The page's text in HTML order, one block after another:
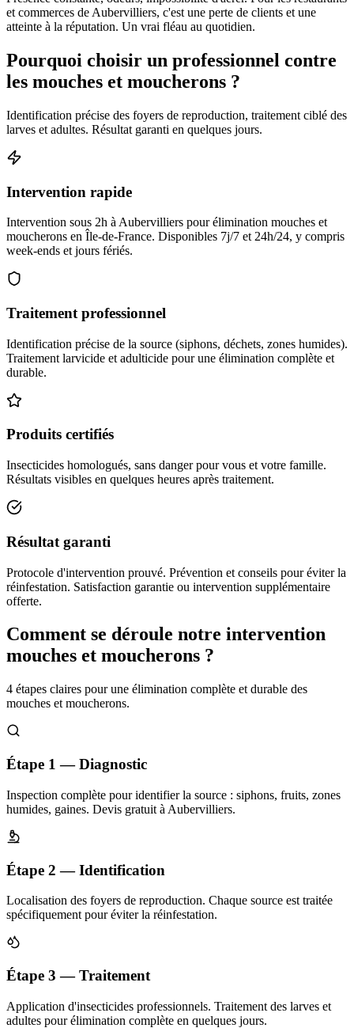
et commerces de Aubervilliers, c'est une perte de clients et une
atteinte à la réputation. Un vrai fléau au quotidien.
Pourquoi choisir un professionnel contre
les mouches et moucherons ?
Identification précise des foyers de reproduction, traitement ciblé des
larves et adultes. Résultat garanti en quelques jours.
Intervention rapide
Intervention sous 2h à Aubervilliers pour élimination mouches et
moucherons en Île-de-France. Disponibles 7j/7 et 24h/24, y compris
week-ends et jours fériés.
Traitement professionnel
Identification précise de la source (siphons, déchets, zones humides).
Traitement larvicide et adulticide pour une élimination complète et
durable.
Produits certifiés
Insecticides homologués, sans danger pour vous et votre famille.
Résultats visibles en quelques heures après traitement.
Résultat garanti
Protocole d'intervention prouvé. Prévention et conseils pour éviter la
réinfestation. Satisfaction garantie ou intervention supplémentaire
offerte.
Comment se déroule notre intervention
mouches et moucherons ?
4 étapes claires pour une élimination complète et durable des
mouches et moucherons.
Étape 1 — Diagnostic
Inspection complète pour identifier la source : siphons, fruits, zones
humides, gaines. Devis gratuit à Aubervilliers.
Étape 2 — Identification
Localisation des foyers de reproduction. Chaque source est traitée
spécifiquement pour éviter la réinfestation.
Étape 3 — Traitement
Application d'insecticides professionnels. Traitement des larves et
adultes pour élimination complète en quelques jours.